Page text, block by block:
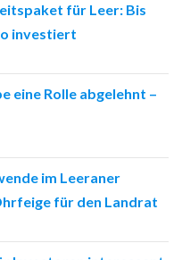
für Leer: Bis
investiert
eine Rolle abgelehnt –
im Leeraner
für den Landrat